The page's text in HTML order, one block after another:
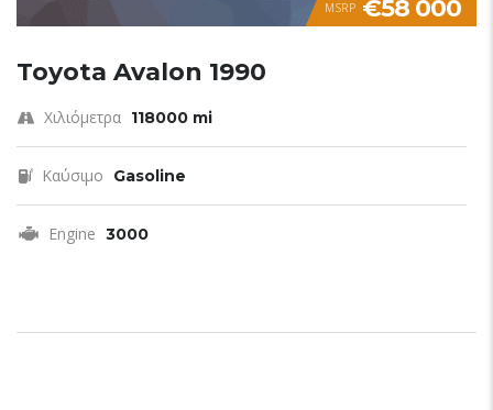
MSRP €58 000
Toyota Avalon 1990
Χιλιόμετρα 118000 mi
Καύσιμο Gasoline
Engine 3000